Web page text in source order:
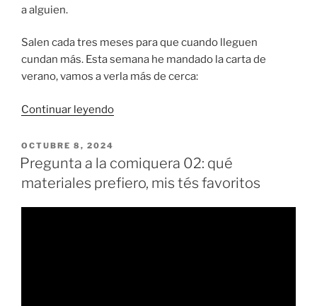
a alguien.
Salen cada tres meses para que cuando lleguen
cundan más. Esta semana he mandado la carta de
verano, vamos a verla más de cerca:
Continuar leyendo«Carta
Verano
2026»
PUBLICADO
EL
OCTUBRE 8, 2024
Pregunta a la comiquera 02: qué
materiales prefiero, mis tés favoritos